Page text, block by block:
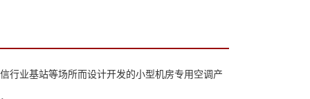
行业基站等场所而设计开发的小型机房专用空调产